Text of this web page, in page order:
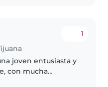
1
joven entusiasta y
con mucha